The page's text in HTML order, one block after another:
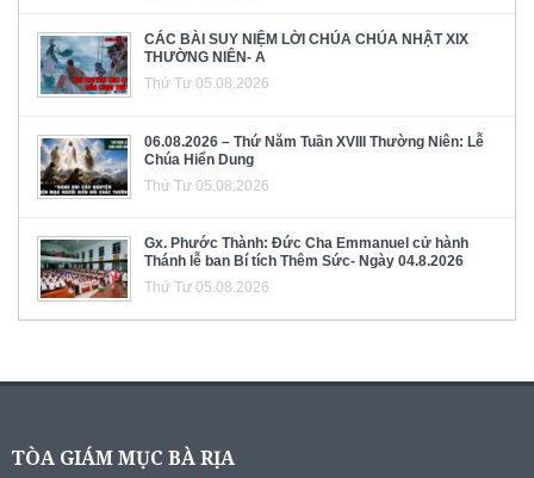
CÁC BÀI SUY NIỆM LỜI CHÚA CHÚA NHẬT XIX
THƯỜNG NIÊN- A
Thứ Tư 05.08.2026
06.08.2026 – Thứ Năm Tuần XVIII Thường Niên: Lễ
Chúa Hiển Dung
Thứ Tư 05.08.2026
Gx. Phước Thành: Đức Cha Emmanuel cử hành
Thánh lễ ban Bí tích Thêm Sức- Ngày 04.8.2026
Thứ Tư 05.08.2026
TÒA GIÁM MỤC BÀ RỊA